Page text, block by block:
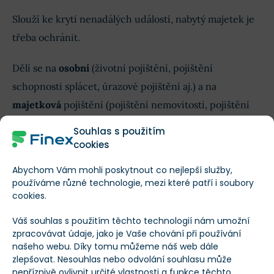
Souhlas s použitím
cookies
Abychom Vám mohli poskytnout co nejlepší služby,
používáme různé technologie, mezi které patří i soubory
cookies.
Váš souhlas s použitím těchto technologií nám umožní
zpracovávat údaje, jako je Vaše chování při používání
našeho webu. Díky tomu můžeme náš web dále
zlepšovat. Nesouhlas nebo odvolání souhlasu může
Slouží ke krytí nenadálých událostí, nabytý majetek je
třeba ochránit.
Dělí se na osobní (životní pojištění, pojištění
schopnosti splácet, úrazové pojištění aj.) a na
majetková pojištění (pojištění nemovitosti, pojištění
Investiční produkty
Nástroje, které
slouží k odkládání peněžních
a zároveň vyšší míra výnosů než u spořících produktů.
Existují likvidní a samozřejmě i méně likvidní